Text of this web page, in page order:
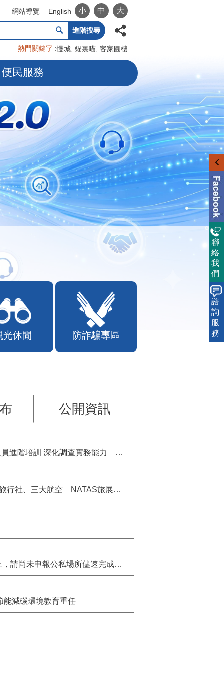
網站導覽 English 小 中 大
進階搜尋
熱門關鍵字 慢城 貓裏喵 客家圓樓
便民服務
光休閒 防詐騙專區
公開資訊
苗栗縣辦理115年度校園性別事件調查專業人員進階培訓 深化調查實務能力 持續打造安全友善校園
苗栗縣率中臺灣觀光叩關新加坡 齊聚16家旅行社、三大航空 NATAS旅展開賣主題遊程
115年第2季固定源空污費申報已於7月底截止，請尚未申報公私場所儘速完成申繳，以免面臨滯納金及罰鍰!
減碳環境教育重任
聯
絡
我
們
諮
詢
服
務